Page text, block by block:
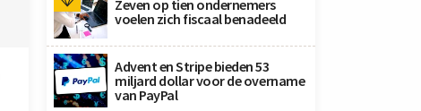
Zeven op tien ondernemers
voelen zich fiscaal benadeeld
Advent en Stripe bieden 53
miljard dollar voor de overname
van PayPal